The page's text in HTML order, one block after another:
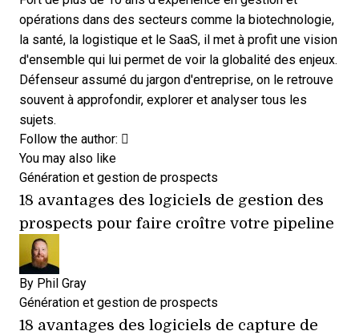
opérations dans des secteurs comme la biotechnologie,
la santé, la logistique et le SaaS, il met à profit une vision
d'ensemble qui lui permet de voir la globalité des enjeux.
Défenseur assumé du jargon d'entreprise, on le retrouve
souvent à approfondir, explorer et analyser tous les
sujets.
Follow the author: Opens new window
You may also like
Génération et gestion de prospects
18 avantages des logiciels de gestion des
prospects pour faire croître votre pipeline
By Phil Gray
Génération et gestion de prospects
18 avantages des logiciels de capture de